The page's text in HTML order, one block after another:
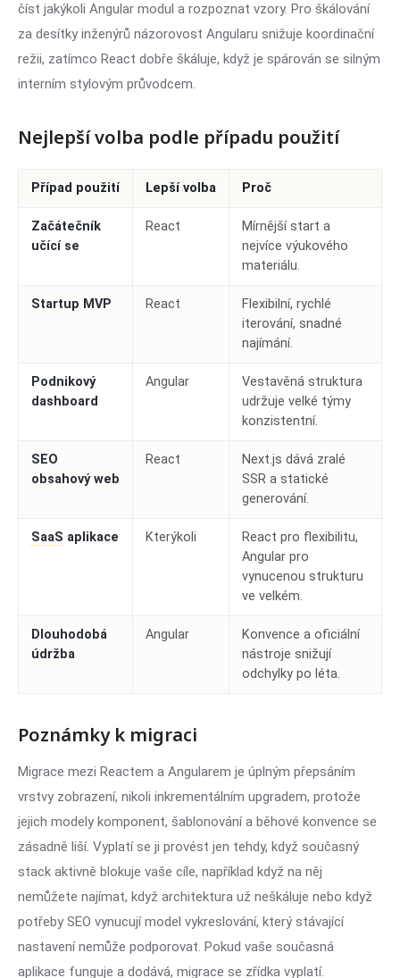
číst jakýkoli Angular modul a rozpoznat vzory. Pro škálování
za desítky inženýrů názorovost Angularu snižuje koordinační
režii, zatímco React dobře škáluje, když je spárován se silným
interním stylovým průvodcem.
Nejlepší volba podle případu použití
Případ použití Lepší volba Proč
Začátečník
učící se
React
Mírnější start a
nejvíce výukového
materiálu.
Startup MVP React
Flexibilní, rychlé
iterování, snadné
najímání.
Podnikový
dashboard
Angular
Vestavěná struktura
udržuje velké týmy
konzistentní.
SEO
obsahový web
React
Next.js dává zralé
SSR a statické
generování.
SaaS aplikace Kterýkoli
React pro flexibilitu,
Angular pro
vynucenou strukturu
ve velkém.
Dlouhodobá
údržba
Angular
Konvence a oficiální
nástroje snižují
odchylky po léta.
Poznámky k migraci
Migrace mezi Reactem a Angularem je úplným přepsáním
vrstvy zobrazení, nikoli inkrementálním upgradem, protože
jejich modely komponent, šablonování a běhové konvence se
zásadně liší. Vyplatí se ji provést jen tehdy, když současný
stack aktivně blokuje vaše cíle, například když na něj
nemůžete najímat, když architektura už neškáluje nebo když
potřeby SEO vynucují model vykreslování, který stávající
nastavení nemůže podporovat. Pokud vaše současná
aplikace funguje a dodává, migrace se zřídka vyplatí.